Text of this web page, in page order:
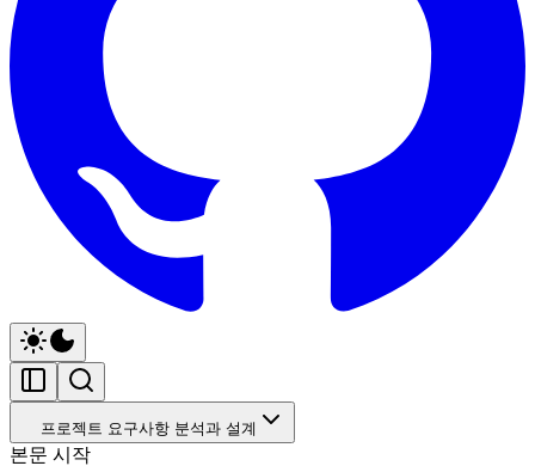
프로젝트 요구사항 분석과 설계
본문 시작